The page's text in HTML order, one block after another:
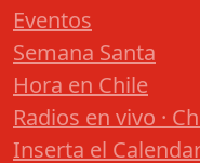
Eventos
Semana Santa
Hora en Chile
Radios en vivo ·
Inserta el